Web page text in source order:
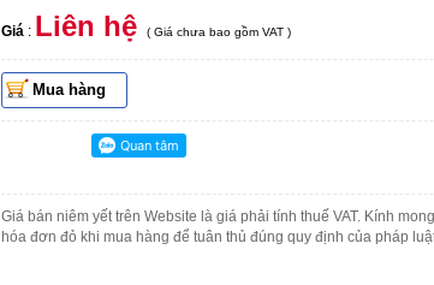
Giá : Liên hệ ( Giá chưa bao gồm VAT )
Mua hàng
Giá bán niêm yết trên Website là giá phải tính thuế VAT. Kính
hóa đơn đỏ khi mua hàng để tuân thủ đúng quy định của pháp